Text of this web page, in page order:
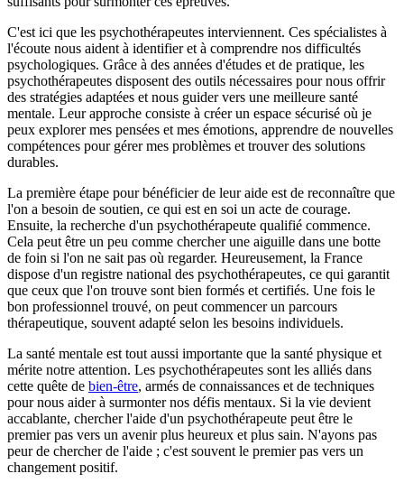
C'est ici que les psychothérapeutes interviennent. Ces spécialistes à
l'écoute nous aident à identifier et à comprendre nos difficultés
psychologiques. Grâce à des années d'études et de pratique, les
psychothérapeutes disposent des outils nécessaires pour nous offrir
des stratégies adaptées et nous guider vers une meilleure santé
mentale. Leur approche consiste à créer un espace sécurisé où je
peux explorer mes pensées et mes émotions, apprendre de nouvelles
compétences pour gérer mes problèmes et trouver des solutions
durables.
La première étape pour bénéficier de leur aide est de reconnaître que
l'on a besoin de soutien, ce qui est en soi un acte de courage.
Ensuite, la recherche d'un psychothérapeute qualifié commence.
Cela peut être un peu comme chercher une aiguille dans une botte
de foin si l'on ne sait pas où regarder. Heureusement, la France
dispose d'un registre national des psychothérapeutes, ce qui garantit
que ceux que l'on trouve sont bien formés et certifiés. Une fois le
bon professionnel trouvé, on peut commencer un parcours
thérapeutique, souvent adapté selon les besoins individuels.
La santé mentale est tout aussi importante que la santé physique et
mérite notre attention. Les psychothérapeutes sont les alliés dans
cette quête de bien-être, armés de connaissances et de techniques
pour nous aider à surmonter nos défis mentaux. Si la vie devient
accablante, chercher l'aide d'un psychothérapeute peut être le
premier pas vers un avenir plus heureux et plus sain. N'ayons pas
peur de chercher de l'aide ; c'est souvent le premier pas vers un
changement positif.